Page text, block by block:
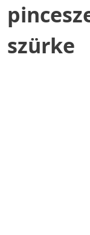
szürke